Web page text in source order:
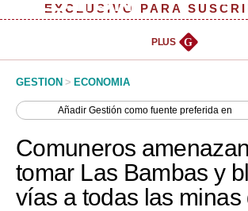
Management & Empleo
Perú
Política
EXCLUSIVO PARA
PLUS G
GESTION > ECONOMIA
AñadirGestión como fuente preferida en
Comuneros
tomar Las Bambas y
vías a todas las minas